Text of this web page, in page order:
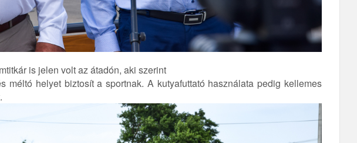
is jelen volt az átadón, aki szerint
helyet biztosít a sportnak. A kutyafuttató használata pedig kellemes